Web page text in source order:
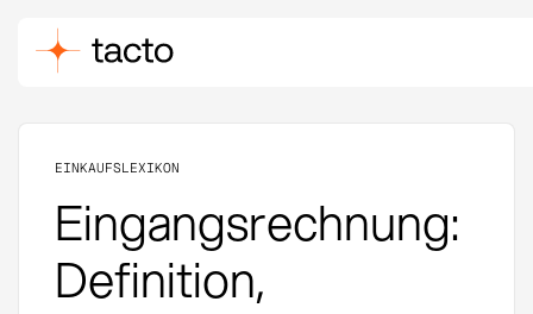
EINKAUFSLEXIKON
Eingangsrechnung:
Definition,